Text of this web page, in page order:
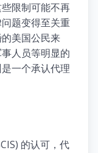
限制可能不再
题变得至关重
美国公民来
人员等明显的
一个承认代理
的认可，代